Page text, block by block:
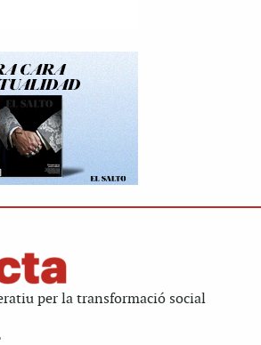
per la transformació social